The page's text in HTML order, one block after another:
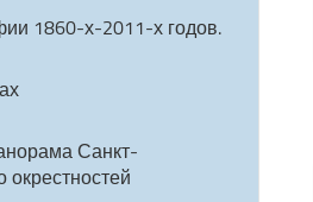
1860-х-2011-х годов.
Санкт-
окрестностей